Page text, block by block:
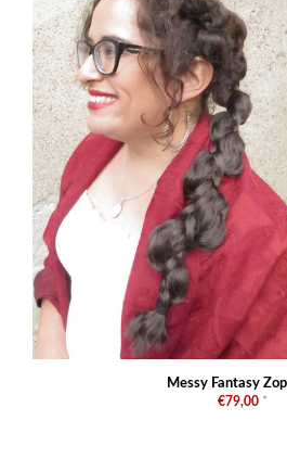
Messy Fantasy
€79,00 *